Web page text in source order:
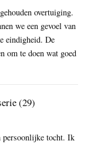
overtuiging.
we een gevoel van
eindigheid. De
om te doen wat goed
(29)
persoonlijke tocht. Ik